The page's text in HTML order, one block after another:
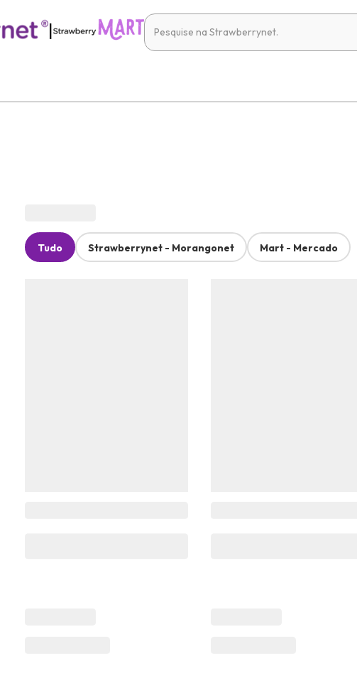
|
Tudo Strawberrynet - Morangonet Mart - Mercado